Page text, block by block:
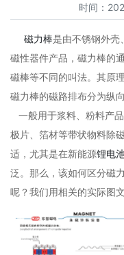
时间：
磁力棒是由不锈钢外壳
磁性器件产品，磁力棒的
磁棒等不同的叫法。其原
磁力棒的磁路排布分为纵
一般用于浆料、粉料产
极片、箔材等带状物料除
适，尤其是在新能源锂电
泛。那么，该如何区分磁
呢？我们用相关的实际图